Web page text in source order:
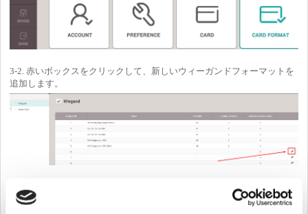
3-2. 赤いボックスをクリックして、新しいウィーガンドフォーマットを
追加します。
3-3. 以下は、34ビットのMifare CSNカード構成のサンプルです。